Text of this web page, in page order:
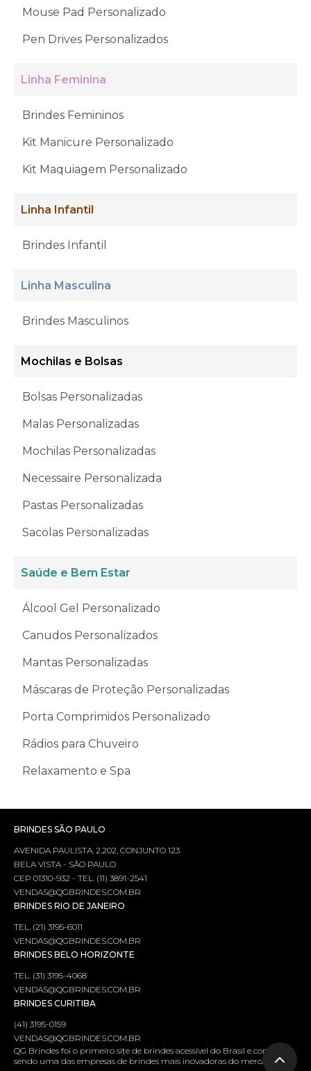
Mouse Pad Personalizado
Pen Drives Personalizados
Linha Feminina
Brindes Femininos
Kit Manicure Personalizado
Kit Maquiagem Personalizado
Linha Infantil
Brindes Infantil
Linha Masculina
Brindes Masculinos
Mochilas e Bolsas
Bolsas Personalizadas
Malas Personalizadas
Mochilas Personalizadas
Necessaire Personalizada
Pastas Personalizadas
Sacolas Personalizadas
Saúde e Bem Estar
Álcool Gel Personalizado
Canudos Personalizados
Mantas Personalizadas
Máscaras de Proteção Personalizadas
Porta Comprimidos Personalizado
Rádios para Chuveiro
Relaxamento e Spa
BRINDES SÃO PAULO
AVENIDA PAULISTA, 2.202, CONJUNTO 123
BELA VISTA - SÃO PAULO
CEP 01310-932 - TEL. (11) 3891-2541
VENDAS@QGBRINDES.COM.BR
BRINDES RIO DE JANEIRO
TEL. (21) 3195-6011
VENDAS@QGBRINDES.COM.BR
BRINDES BELO HORIZONTE
TEL. (31) 3195-4068
VENDAS@QGBRINDES.COM.BR
BRINDES CURITIBA
(41) 3195-0159
VENDAS@QGBRINDES.COM.BR
QG Brindes foi o primeiro site de brindes acessível do Brasil e continua
sendo uma das empresas de brindes mais inovadoras do mercado.